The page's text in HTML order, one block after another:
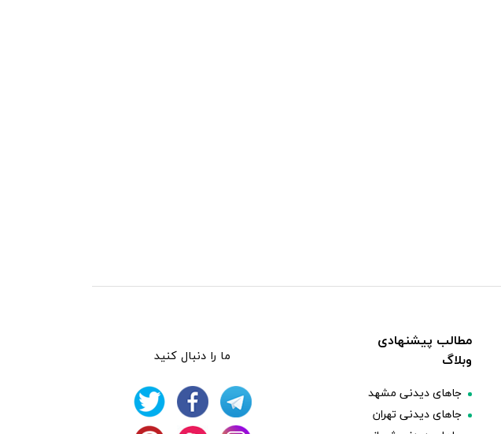
مطالب پیشنهادی
وبلاگ
جاهای دیدنی مشهد
جاهای دیدنی تهران
ما را دنبال کنید